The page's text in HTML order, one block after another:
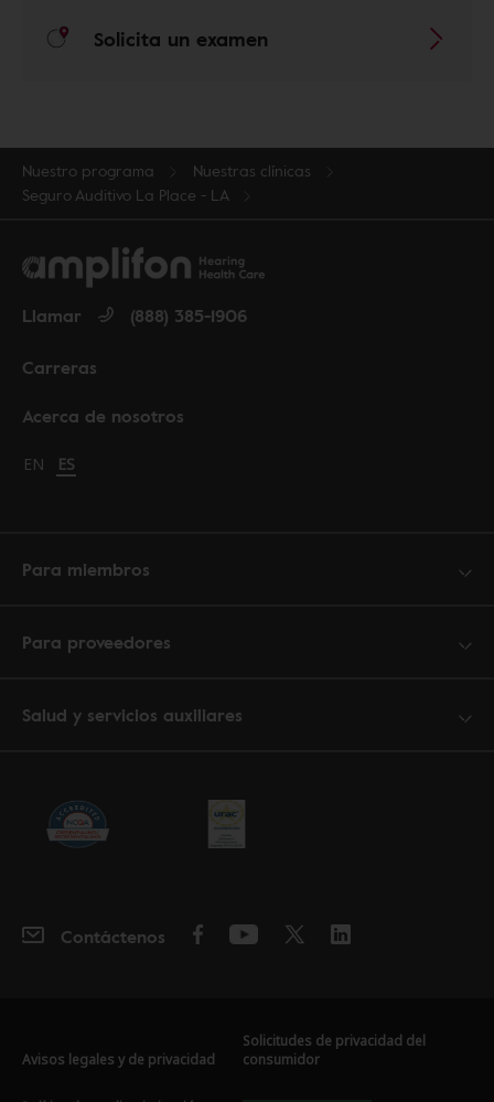
Solicita un examen
Nuestro programa
Nuestras clínicas
Seguro Auditivo La Place - LA
Acerca de nosotros
Carreras
Llamar (888) 385-1906
Change language to English
EN Cambiar idioma a español
ES
Para miembros
Para proveedores
Salud y servicios auxiliares
Contáctenos
Avisos legales y de privacidad
Solicitudes de privacidad del
consumidor